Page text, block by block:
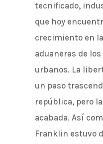
tecnificado,
que hoy
crecimiento en
aduaneras de
urbanos. La
un paso
república, pero
acabada. Así
Franklin estuvo